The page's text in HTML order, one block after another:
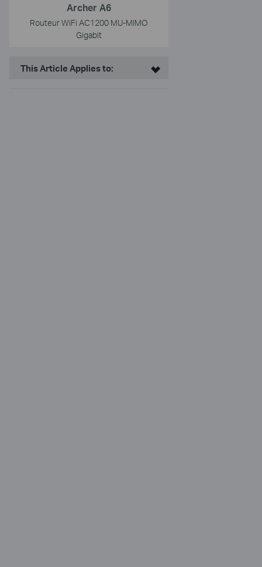
Archer A6
Routeur WiFi AC1200 MU-MIMO
Gigabit
This Article Applies to: